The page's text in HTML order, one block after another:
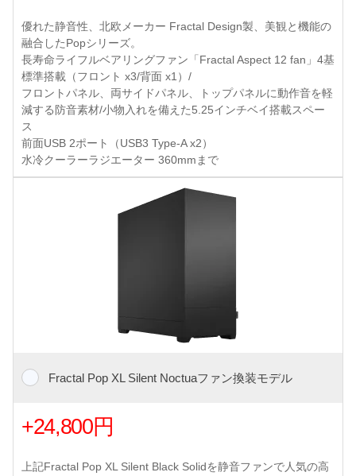
優れた静音性、北欧メーカー Fractal Design製、美観と機能の
融合したPopシリーズ。
長寿命ライフルベアリングファン「Fractal Aspect 12 fan」4基
標準搭載（フロント x3/背面 x1）/
フロントパネル、両サイドパネル、トップパネルに動作音を軽
減する防音素材/小物入れを備えた5.25インチベイ搭載スペー
ス
前面USB 2ポート（USB3 Type-A x2）
水冷クーラーラジエーター 360mmまで
Fractal Pop XL Silent Noctuaファン換装モデル
+24,800円
上記Fractal Pop XL Silent Black Solidを静音ファンで人気の高